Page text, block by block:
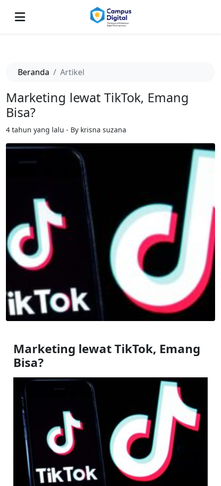
Beranda Artikel
Marketing lewat TikTok, Emang
Bisa?
4 tahun yang lalu - By krisna suzana
Marketing lewat TikTok, Emang
Bisa?